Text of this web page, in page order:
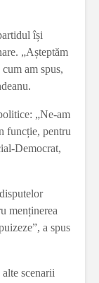
își
„Așteptăm
am spus,
„Ne-am
funcție, pentru
Democrat,
menținerea
a spus
scenarii